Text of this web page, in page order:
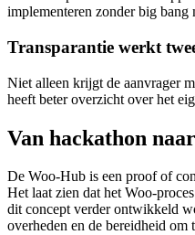
implementeren zonder big bang
Transparantie werkt
Niet alleen krijgt de aanvrager
heeft beter overzicht over het
Van hackathon
De Woo-Hub is een proof of
Het laat zien dat het Woo-
dit concept verder ontwikkeld
overheden en de bereidheid om